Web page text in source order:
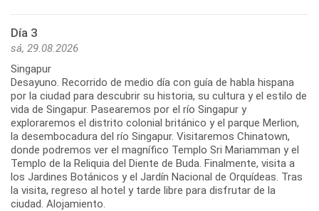
Día 3
sá, 29.08.2026
Singapur
Desayuno. Recorrido de medio día con guía de habla hispana
por la ciudad para descubrir su historia, su cultura y el estilo de
vida de Singapur. Pasearemos por el río Singapur y
exploraremos el distrito colonial británico y el parque Merlion,
la desembocadura del río Singapur. Visitaremos Chinatown,
donde podremos ver el magnífico Templo Sri Mariamman y el
Templo de la Reliquia del Diente de Buda. Finalmente, visita a
los Jardines Botánicos y el Jardín Nacional de Orquídeas. Tras
la visita, regreso al hotel y tarde libre para disfrutar de la
ciudad. Alojamiento.